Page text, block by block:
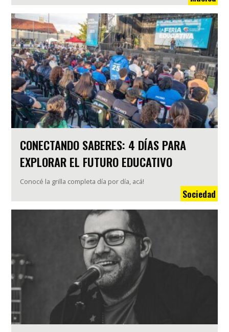
CONECTANDO SABERES: 4 DÍAS PARA
EXPLORAR EL FUTURO EDUCATIVO
Conocé la grilla completa día por día, acá!
Sociedad